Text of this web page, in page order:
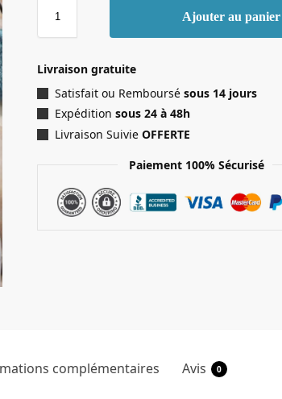
Ajouter au panier
Livraison gratuite
Satisfait ou Remboursésous 14 jours
Expédition sous 24 à 48h
Livraison SuivieOFFERTE
Paiement 100% Sécurisé
complémentaires Avis 0